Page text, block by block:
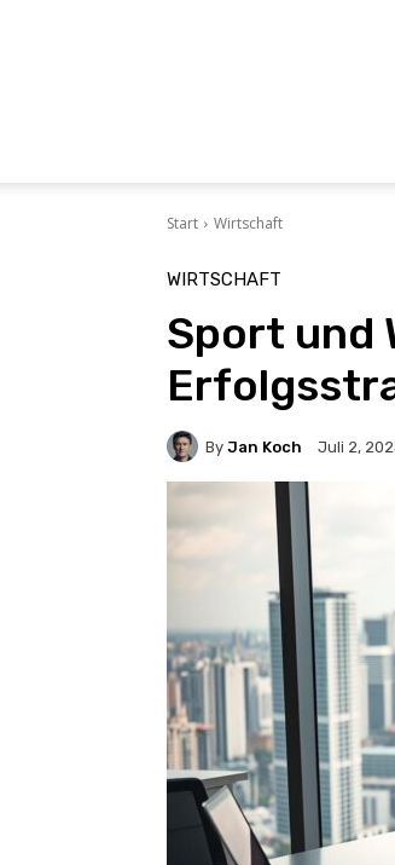
Start Wirtschaft
WIRTSCHAFT
Sport und
By Jan Koch Juli 2,